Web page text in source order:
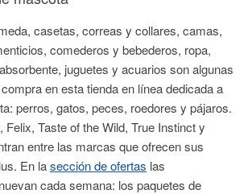
casetas, correas y collares, camas,
comederos y bebederos, ropa,
juguetes y acuarios son algunas
en esta tienda en línea dedicada a
perros, gatos, peces, roedores y pájaros.
Felix, Taste of the Wild, True Instinct y
entre las marcas que ofrecen sus
En lasección de ofertas las
cada semana: los paquetes de